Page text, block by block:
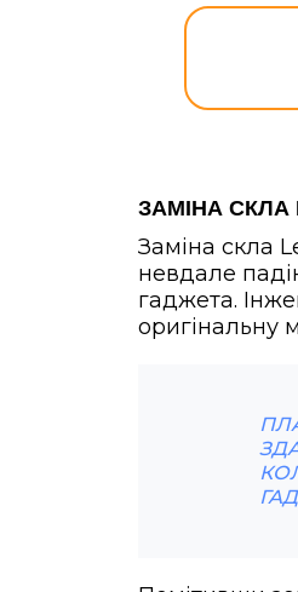
ЗАМІНА СКЛА
Заміна скла
невдале
гаджета.
оригінальну